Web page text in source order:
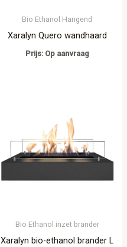
Bio Ethanol Hangend
Xaralyn Quero wandhaard
Prijs: Op aanvraag
Bio Ethanol inzet brander
Xaralyn bio-ethanol brander L